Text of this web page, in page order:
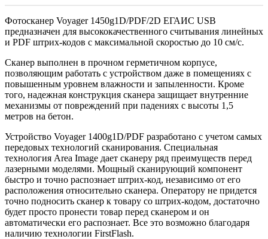
Фотосканер Voyager 1450g1D/PDF/2D ЕГАИС USB
предназначен для высококачественного считывания линейных
и PDF штрих-кодов с максимальной скоростью до 10 см/с.
Сканер выполнен в прочном герметичном корпусе,
позволяющим работать с устройством даже в помещениях с
повышенным уровнем влажности и запыленности. Кроме
того, надежная конструкция сканера защищает внутренние
механизмы от повреждений при падениях с высоты 1,5
метров на бетон.
Устройство Voyager 1400g1D/PDF разработано с учетом самых
передовых технологий сканирования. Специальная
технология Area Image дает сканеру ряд преимуществ перед
лазерными моделями. Мощный сканирующий компонент
быстро и точно распознает штрих-код, независимо от его
расположения относительно сканера. Оператору не придется
точно подносить сканер к товару со штрих-кодом, достаточно
будет просто пронести товар перед сканером и он
автоматически его распознает. Все это возможно благодаря
наличию технологии FirstFlash.